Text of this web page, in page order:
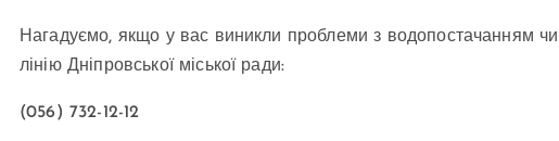
Нагадуємо, якщо у вас виникли проблеми з водопостачанням
лінію Дніпровської міської ради:
(056) 732-12-12